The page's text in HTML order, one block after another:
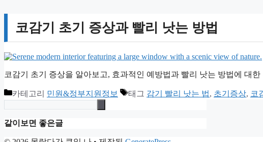
코감기 초기 증상과 빨리 낫는 방법
코감기 초기 증상을 알아보고, 효과적인 예방법과 빨리 낫는 방법에 대
카테고리 민원&정부지원정보 태그 감기 빨리 낫는 법, 초기증상, 코
같이보면 좋은글